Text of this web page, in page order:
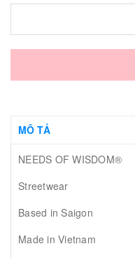
MÔ TẢ
NEEDS OF WISDOM®
Streetwear
Based in Saigon
Made in Vietnam